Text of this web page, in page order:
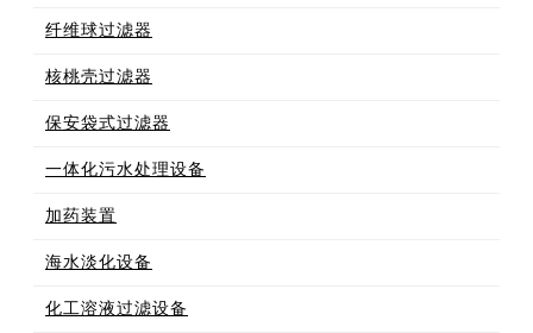
纤维球过滤器
核桃壳过滤器
保安袋式过滤器
一体化污水处理设备
加药装置
海水淡化设备
化工溶液过滤设备